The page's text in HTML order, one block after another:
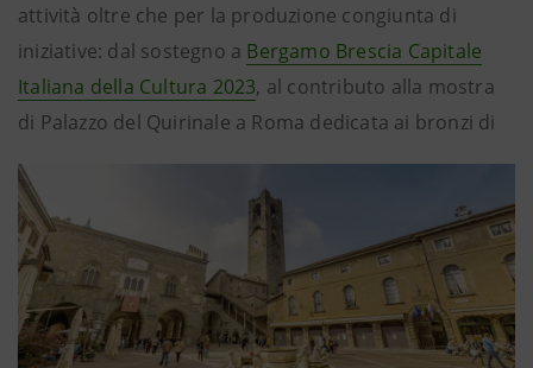
attività oltre che per la produzione congiunta di
iniziative: dal sostegno a Bergamo Brescia Capitale
Italiana della Cultura 2023, al contributo alla mostra
di Palazzo del Quirinale a Roma dedicata ai bronzi di